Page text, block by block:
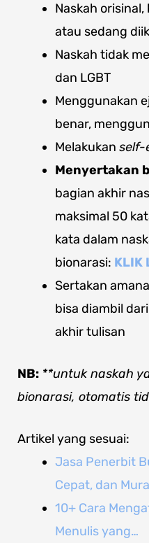
Naskah
atau sedang
Naskah tidak
dan LGBT
Menggunakan
benar,
Melakukan self-
Menyertakan
bagian akhir
maksimal 50
kata dalam
bionarasi: KLIK
Sertakan
bisa diambil
akhir tulisan
NB: **untuk naskah
bionarasi, otomatis
Artikel yang sesuai:
Jasa Penerbit
Cepat, dan
10+ Cara
Menulis yang…